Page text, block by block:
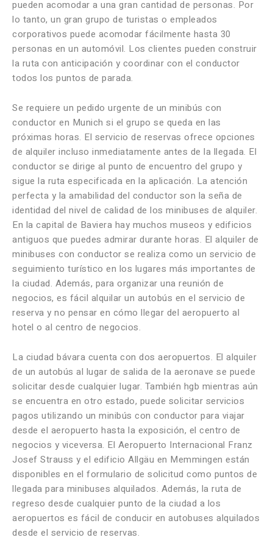
pueden acomodar a una gran cantidad de personas. Por
lo tanto, un gran grupo de turistas o empleados
corporativos puede acomodar fácilmente hasta 30
personas en un automóvil. Los clientes pueden construir
la ruta con anticipación y coordinar con el conductor
todos los puntos de parada.
Se requiere un pedido urgente de un minibús con
conductor en Munich si el grupo se queda en las
próximas horas. El servicio de reservas ofrece opciones
de alquiler incluso inmediatamente antes de la llegada. El
conductor se dirige al punto de encuentro del grupo y
sigue la ruta especificada en la aplicación. La atención
perfecta y la amabilidad del conductor son la seña de
identidad del nivel de calidad de los minibuses de alquiler.
En la capital de Baviera hay muchos museos y edificios
antiguos que puedes admirar durante horas. El alquiler de
minibuses con conductor se realiza como un servicio de
seguimiento turístico en los lugares más importantes de
la ciudad. Además, para organizar una reunión de
negocios, es fácil alquilar un autobús en el servicio de
reserva y no pensar en cómo llegar del aeropuerto al
hotel o al centro de negocios.
La ciudad bávara cuenta con dos aeropuertos. El alquiler
de un autobús al lugar de salida de la aeronave se puede
solicitar desde cualquier lugar. También hgb mientras aún
se encuentra en otro estado, puede solicitar servicios
pagos utilizando un minibús con conductor para viajar
desde el aeropuerto hasta la exposición, el centro de
negocios y viceversa. El Aeropuerto Internacional Franz
Josef Strauss y el edificio Allgäu en Memmingen están
disponibles en el formulario de solicitud como puntos de
llegada para minibuses alquilados. Además, la ruta de
regreso desde cualquier punto de la ciudad a los
aeropuertos es fácil de conducir en autobuses alquilados
desde el servicio de reservas.